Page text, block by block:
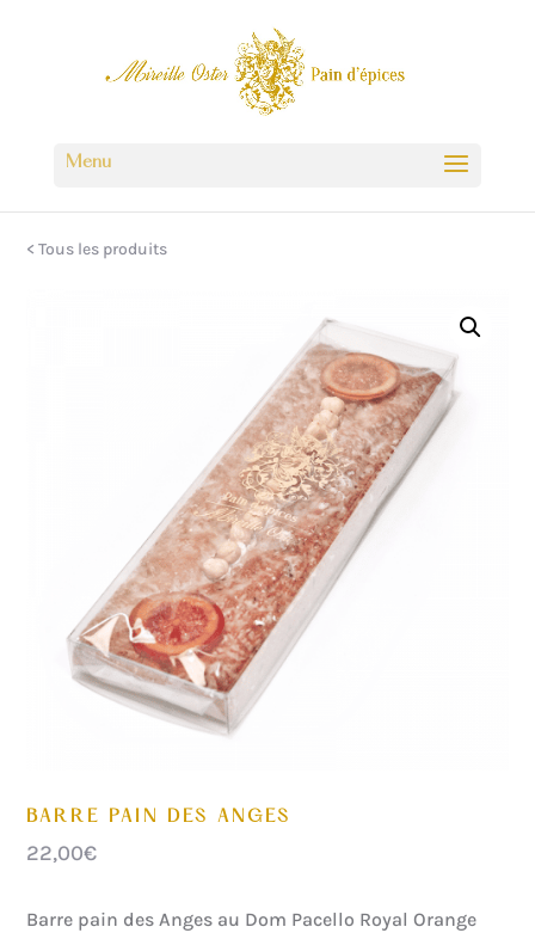
< Tous les produits
BARRE PAIN DES ANGES
22,00€
Barre pain des Anges au Dom Pacello Royal Orange